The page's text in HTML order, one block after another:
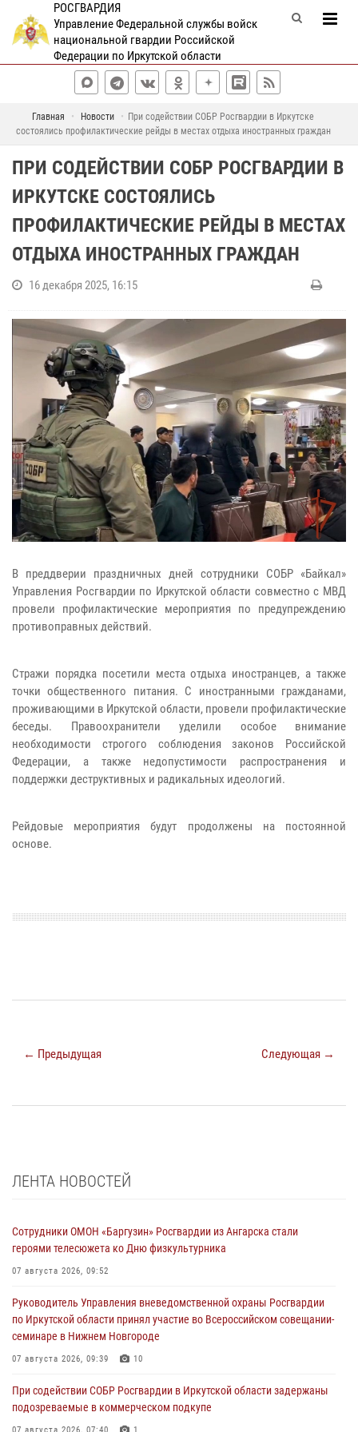
РОСГВАРДИЯ
Управление Федеральной службы войск
национальной гвардии Российской
Федерации по Иркутской области
Главная Новости
При содействии СОБР Росгвардии в Иркутске
состоялись профилактические рейды в местах отдыха иностранных граждан
ПРИ СОДЕЙСТВИИ СОБР РОСГВАРДИИ В
ИРКУТСКЕ СОСТОЯЛИСЬ
ПРОФИЛАКТИЧЕСКИЕ РЕЙДЫ В МЕСТАХ
ОТДЫХА ИНОСТРАННЫХ ГРАЖДАН
16 декабря 2025, 16:15
В преддверии праздничных дней сотрудники СОБР «Байкал»
Управления Росгвардии по Иркутской области совместно с МВД
провели профилактические мероприятия по предупреждению
противоправных действий.
Стражи порядка посетили места отдыха иностранцев, а также
точки общественного питания. С иностранными гражданами,
проживающими в Иркутской области, провели профилактические
беседы. Правоохранители уделили особое внимание
необходимости строгого соблюдения законов Российской
Федерации, а также недопустимости распространения и
поддержки деструктивных и радикальных идеологий.
Рейдовые мероприятия будут продолжены на постоянной
основе.
← Предыдущая Следующая →
ЛЕНТА НОВОСТЕЙ
Сотрудники ОМОН «Баргузин» Росгвардии из Ангарска стали
героями телесюжета ко Дню физкультурника
07 августа 2026, 09:52
Руководитель Управления вневедомственной охраны Росгвардии
по Иркутской области принял участие во Всероссийском совещании-
семинаре в Нижнем Новгороде
07 августа 2026, 09:39 10
При содействии СОБР Росгвардии в Иркутской области задержаны
подозреваемые в коммерческом подкупе
07 августа 2026, 07:40 1